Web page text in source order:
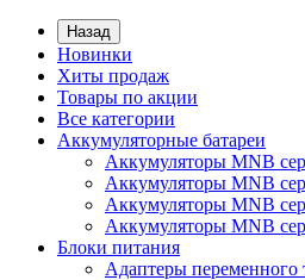
Назад
Новинки
Хиты продаж
Товары по акции
Все категории
Аккумуляторные батареи
Аккумуляторы MNB
Аккумуляторы MNB
Аккумуляторы MNB
Аккумуляторы MNB
Блоки питания
Адаптеры